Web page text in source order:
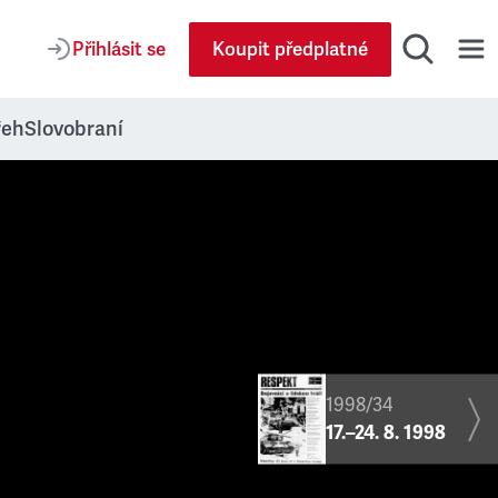
Přihlásit se Koupit předplatné
Slovobraní
1998/34
17.–24. 8. 1998